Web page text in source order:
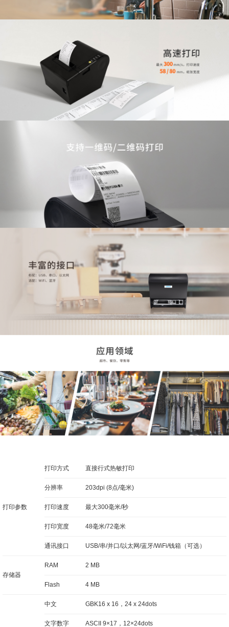
打印参数
打印方式 直接行式热敏打印
分辨率 203dpi (8点/毫米)
打印速度 最大300毫米/秒
打印宽度 48毫米/72毫米
通讯接口 USB/串/并口/以太网/蓝牙/WiFi/钱箱（可选）
存储器
RAM 2 MB
Flash 4 MB
中文 GBK16 x 16，24 x 24dots
文字数字 ASCII 9×17，12×24dots